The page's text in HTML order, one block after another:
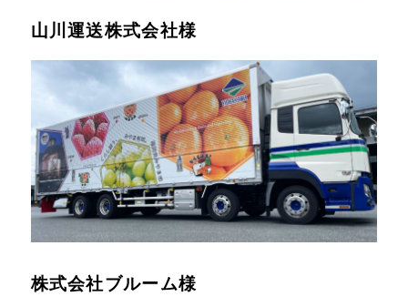
山川運送株式会社様
株式会社ブルーム様